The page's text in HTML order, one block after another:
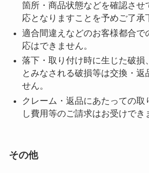
箇所・商品状態などを確認させ
応となりますことを予めご了承
適合間違えなどのお客様都合で
応はできません。
落下・取り付け時に生じた破損
とみなされる破損等は交換・返
せん。
クレーム・返品にあたっての取
し費用等のご請求はお受けでき
その他